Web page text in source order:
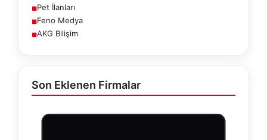
■Pet İlanları
■Feno Medya
■AKG Bilişim
Son Eklenen Firmalar